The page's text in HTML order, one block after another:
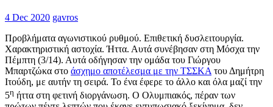
4 Dec 2020 gavros
Προβλήματα αγωνιστικού ρυθμού. Επιθετική δυσλειτουργία.
Χαρακτηριστική αστοχία. Ήττα. Αυτά συνέβησαν στη Μόσχα την
Πέμπτη (3/14). Αυτά οδήγησαν την ομάδα του Γιώργου
Μπαρτζώκα στο άσχημο αποτέλεσμα με την ΤΣΣΚΑ του Δημήτρη
Ιτούδη, με αυτήν τη σειρά. Το ένα έφερε το άλλο και όλα μαζί την
5η ήττα στη φετινή διοργάνωση. Ο Ολυμπιακός, πέραν των